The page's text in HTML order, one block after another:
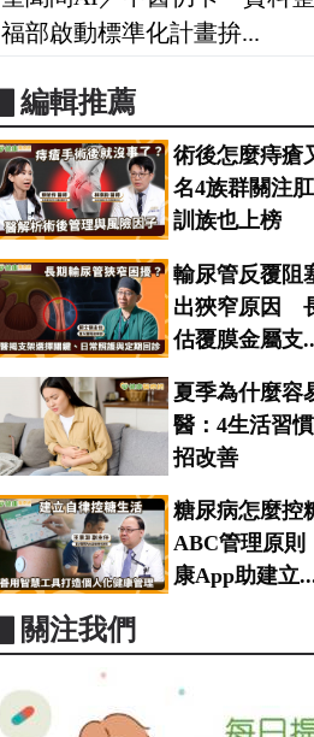
福部啟動標準化計畫拚...
▋編輯推薦
術後怎麼痔瘡
名4族群關注
訓族也上榜
輸尿管反覆阻
出狹窄原因
估覆膜金屬支
夏季為什麼容
醫：4生活習
招改善
糖尿病怎麼控
ABC管理原
康App助建立
▋關注我們